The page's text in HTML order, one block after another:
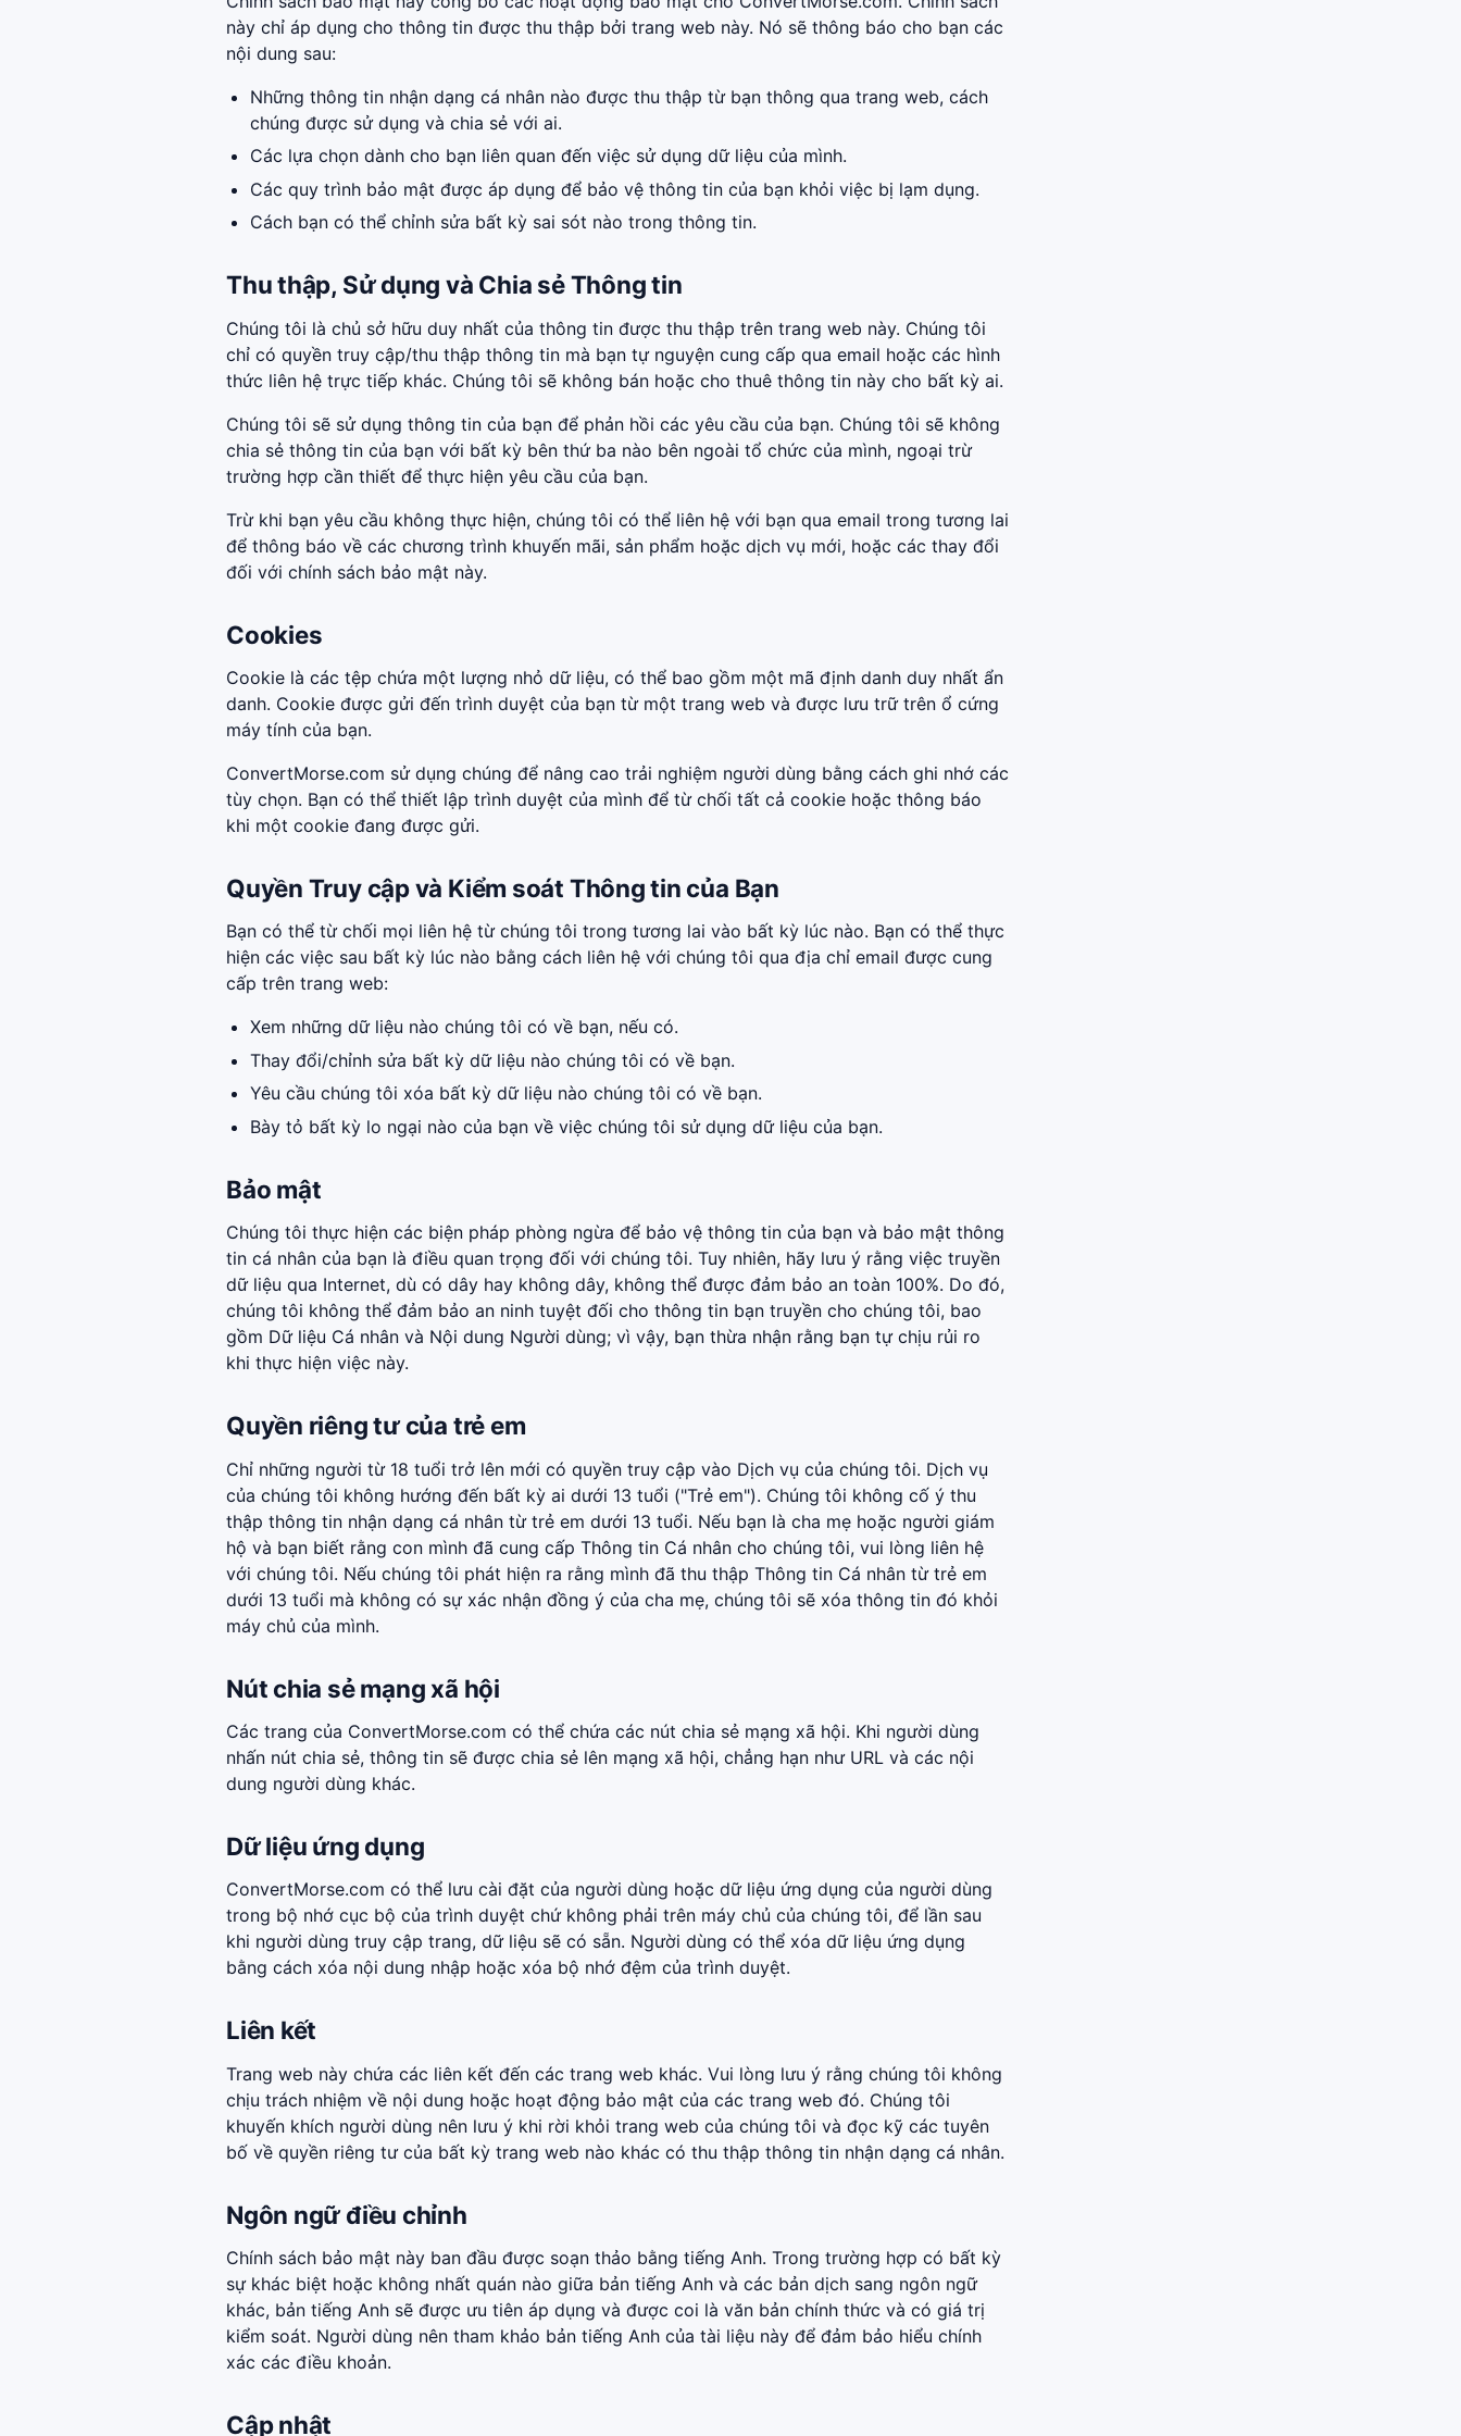
này chỉ áp dụng cho thông tin được thu thập bởi trang web này. Nó sẽ thông báo cho bạn các
nội dung sau:
Những thông tin nhận dạng cá nhân nào được thu thập từ bạn thông qua trang web, cách
chúng được sử dụng và chia sẻ với ai.
Các lựa chọn dành cho bạn liên quan đến việc sử dụng dữ liệu của mình.
Các quy trình bảo mật được áp dụng để bảo vệ thông tin của bạn khỏi việc bị lạm dụng.
Cách bạn có thể chỉnh sửa bất kỳ sai sót nào trong thông tin.
Thu thập, Sử dụng và Chia sẻ Thông tin
Chúng tôi là chủ sở hữu duy nhất của thông tin được thu thập trên trang web này. Chúng tôi
chỉ có quyền truy cập/thu thập thông tin mà bạn tự nguyện cung cấp qua email hoặc các hình
thức liên hệ trực tiếp khác. Chúng tôi sẽ không bán hoặc cho thuê thông tin này cho bất kỳ ai.
Chúng tôi sẽ sử dụng thông tin của bạn để phản hồi các yêu cầu của bạn. Chúng tôi sẽ không
chia sẻ thông tin của bạn với bất kỳ bên thứ ba nào bên ngoài tổ chức của mình, ngoại trừ
trường hợp cần thiết để thực hiện yêu cầu của bạn.
Trừ khi bạn yêu cầu không thực hiện, chúng tôi có thể liên hệ với bạn qua email trong tương lai
để thông báo về các chương trình khuyến mãi, sản phẩm hoặc dịch vụ mới, hoặc các thay đổi
đối với chính sách bảo mật này.
Cookies
Cookie là các tệp chứa một lượng nhỏ dữ liệu, có thể bao gồm một mã định danh duy nhất ẩn
danh. Cookie được gửi đến trình duyệt của bạn từ một trang web và được lưu trữ trên ổ cứng
máy tính của bạn.
ConvertMorse.com sử dụng chúng để nâng cao trải nghiệm người dùng bằng cách ghi nhớ các
tùy chọn. Bạn có thể thiết lập trình duyệt của mình để từ chối tất cả cookie hoặc thông báo
khi một cookie đang được gửi.
Quyền Truy cập và Kiểm soát Thông tin của Bạn
Bạn có thể từ chối mọi liên hệ từ chúng tôi trong tương lai vào bất kỳ lúc nào. Bạn có thể thực
hiện các việc sau bất kỳ lúc nào bằng cách liên hệ với chúng tôi qua địa chỉ email được cung
cấp trên trang web:
Xem những dữ liệu nào chúng tôi có về bạn, nếu có.
Thay đổi/chỉnh sửa bất kỳ dữ liệu nào chúng tôi có về bạn.
Yêu cầu chúng tôi xóa bất kỳ dữ liệu nào chúng tôi có về bạn.
Bày tỏ bất kỳ lo ngại nào của bạn về việc chúng tôi sử dụng dữ liệu của bạn.
Bảo mật
Chúng tôi thực hiện các biện pháp phòng ngừa để bảo vệ thông tin của bạn và bảo mật thông
tin cá nhân của bạn là điều quan trọng đối với chúng tôi. Tuy nhiên, hãy lưu ý rằng việc truyền
dữ liệu qua Internet, dù có dây hay không dây, không thể được đảm bảo an toàn 100%. Do đó,
chúng tôi không thể đảm bảo an ninh tuyệt đối cho thông tin bạn truyền cho chúng tôi, bao
gồm Dữ liệu Cá nhân và Nội dung Người dùng; vì vậy, bạn thừa nhận rằng bạn tự chịu rủi ro
khi thực hiện việc này.
Quyền riêng tư của trẻ em
Chỉ những người từ 18 tuổi trở lên mới có quyền truy cập vào Dịch vụ của chúng tôi. Dịch vụ
của chúng tôi không hướng đến bất kỳ ai dưới 13 tuổi ("Trẻ em"). Chúng tôi không cố ý thu
thập thông tin nhận dạng cá nhân từ trẻ em dưới 13 tuổi. Nếu bạn là cha mẹ hoặc người giám
hộ và bạn biết rằng con mình đã cung cấp Thông tin Cá nhân cho chúng tôi, vui lòng liên hệ
với chúng tôi. Nếu chúng tôi phát hiện ra rằng mình đã thu thập Thông tin Cá nhân từ trẻ em
dưới 13 tuổi mà không có sự xác nhận đồng ý của cha mẹ, chúng tôi sẽ xóa thông tin đó khỏi
máy chủ của mình.
Nút chia sẻ mạng xã hội
Các trang của ConvertMorse.com có thể chứa các nút chia sẻ mạng xã hội. Khi người dùng
nhấn nút chia sẻ, thông tin sẽ được chia sẻ lên mạng xã hội, chẳng hạn như URL và các nội
dung người dùng khác.
Dữ liệu ứng dụng
ConvertMorse.com có thể lưu cài đặt của người dùng hoặc dữ liệu ứng dụng của người dùng
trong bộ nhớ cục bộ của trình duyệt chứ không phải trên máy chủ của chúng tôi, để lần sau
khi người dùng truy cập trang, dữ liệu sẽ có sẵn. Người dùng có thể xóa dữ liệu ứng dụng
bằng cách xóa nội dung nhập hoặc xóa bộ nhớ đệm của trình duyệt.
Liên kết
Trang web này chứa các liên kết đến các trang web khác. Vui lòng lưu ý rằng chúng tôi không
chịu trách nhiệm về nội dung hoặc hoạt động bảo mật của các trang web đó. Chúng tôi
khuyến khích người dùng nên lưu ý khi rời khỏi trang web của chúng tôi và đọc kỹ các tuyên
bố về quyền riêng tư của bất kỳ trang web nào khác có thu thập thông tin nhận dạng cá nhân.
Ngôn ngữ điều chỉnh
Chính sách bảo mật này ban đầu được soạn thảo bằng tiếng Anh. Trong trường hợp có bất kỳ
sự khác biệt hoặc không nhất quán nào giữa bản tiếng Anh và các bản dịch sang ngôn ngữ
khác, bản tiếng Anh sẽ được ưu tiên áp dụng và được coi là văn bản chính thức và có giá trị
kiểm soát. Người dùng nên tham khảo bản tiếng Anh của tài liệu này để đảm bảo hiểu chính
xác các điều khoản.
Cập nhật